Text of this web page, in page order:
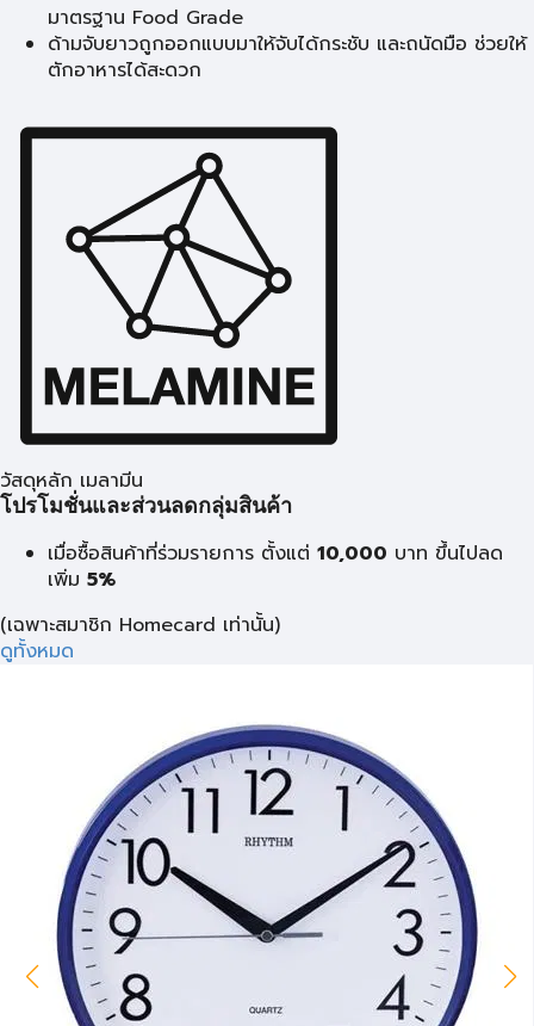
มาตรฐาน Food Grade
ด้ามจับยาวถูกออกแบบมาให้จับได้กระชับ และถนัดมือ ช่วยให้
ตักอาหารได้สะดวก
วัสดุหลัก เมลามีน
โปรโมชั่นและส่วนลดกลุ่มสินค้า
เมื่อซื้อสินค้าที่ร่วมรายการ ตั้งแต่ 10,000 บาท ขึ้นไปลด
เพิ่ม 5%
(เฉพาะสมาชิก Homecard เท่านั้น)
ดูทั้งหมด